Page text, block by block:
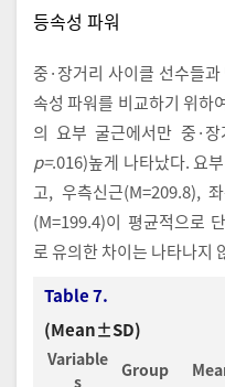
등속성 파워
중·장거리 사이클 선수들
속성 파워를 비교하기 위하
의 요부 굴근에서만 중·
p=.016)높게 나타났다. 요
고, 우측신근(M=209.8),
(M=199.4)이 평균적으로
로 유의한 차이는 나타나지
Table 7.
(Mean±SD)
Variable
s
Group